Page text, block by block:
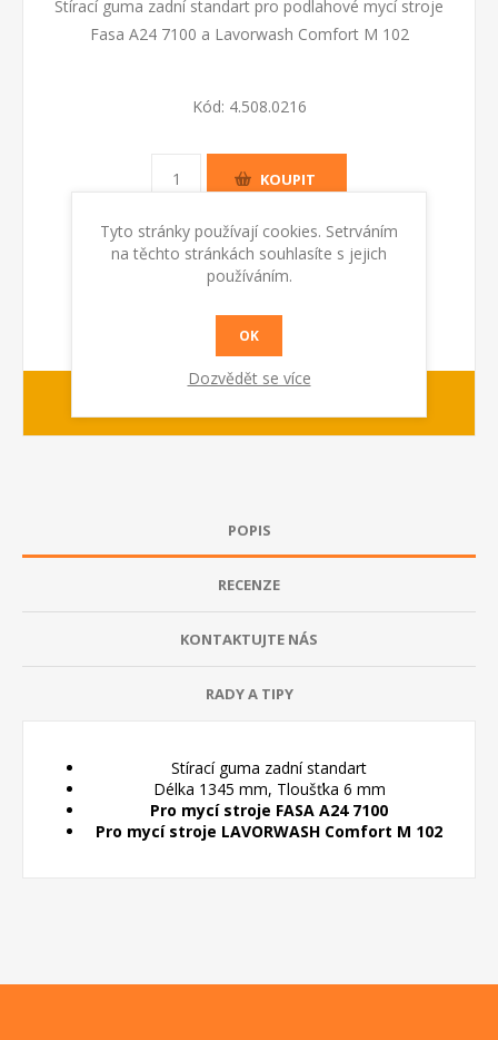
Stírací guma zadní standart pro podlahové mycí stroje
Fasa A24 7100 a Lavorwash Comfort M 102
Kód: 4.508.0216
KOUPIT
POPIS
RECENZE
KONTAKTUJTE NÁS
RADY A TIPY
Stírací guma zadní standart
Délka 1345 mm, Tloušťka 6 mm
Pro mycí stroje FASA A24 7100
Pro mycí stroje LAVORWASH Comfort M 102
Tyto stránky používají cookies. Setrváním
na těchto stránkách souhlasíte s jejich
používáním.
OK
Dozvědět se více